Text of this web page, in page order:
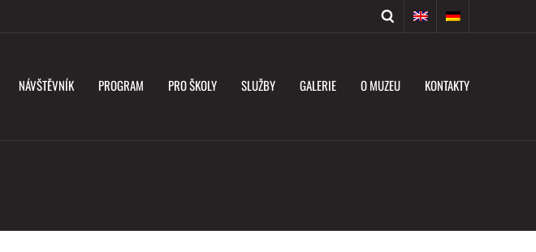
NÁVŠTĚVNÍK PROGRAM PRO ŠKOLY SLUŽBY GALERIE O MUZEU KONTAKTY